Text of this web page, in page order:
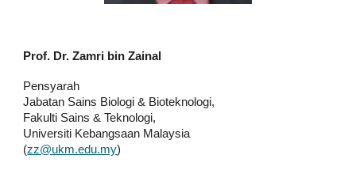
Prof. Dr. Zamri bin Zainal
Pensyarah
Jabatan Sains Biologi & Bioteknologi,
Fakulti Sains & Teknologi,
Universiti Kebangsaan Malaysia
(zz@ukm.edu.my)